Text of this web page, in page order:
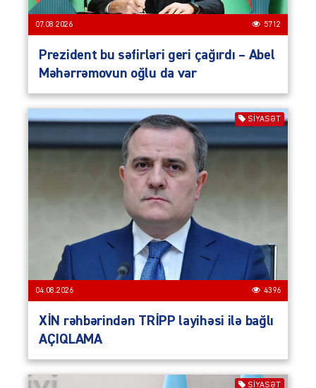
07.08.2026 5712
Prezident bu səfirləri geri çağırdı – Abel
Məhərrəmovun oğlu da var
SIYASƏT
04.08.2026 4396
XİN rəhbərindən TRİPP layihəsi ilə bağlı
AÇIQLAMA
SIYASƏT